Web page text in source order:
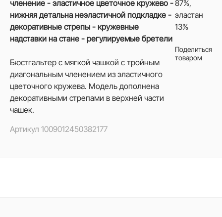
членение - эластичное цветочное кружево -
нижняя детальна неэластичной подкладке -
декоративные стрепы - кружевные
надставки на стане - регулируемые бретели
Бюстгальтер с мягкой чашкой с тройным
диагональным членением из эластичного
цветочного кружева. Модель дополнена
декоративными стрепами в верхней части
чашек.
Артикул 1009012450382177
87%,
эластан
13%
Поделиться
товаром